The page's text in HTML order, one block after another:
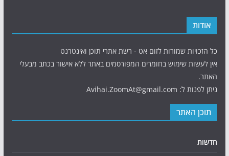
אודות
כל הזכויות שמורות לזום אט - רשת אתרי תוכן ואינטרנט
אין לעשות שימוש בחומרים המפורסמים באתר ללא אישור בכתב מבעלי
האתר.
ניתן לפנות ל: Avihai.ZoomAt@gmail.com
תוכן האתר
חדשות